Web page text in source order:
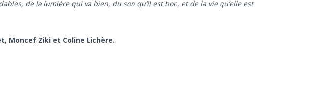
de la lumière qui va bien, du son qu’il est bon, et de la vie qu’elle est
Moncef Ziki et Coline Lichère.